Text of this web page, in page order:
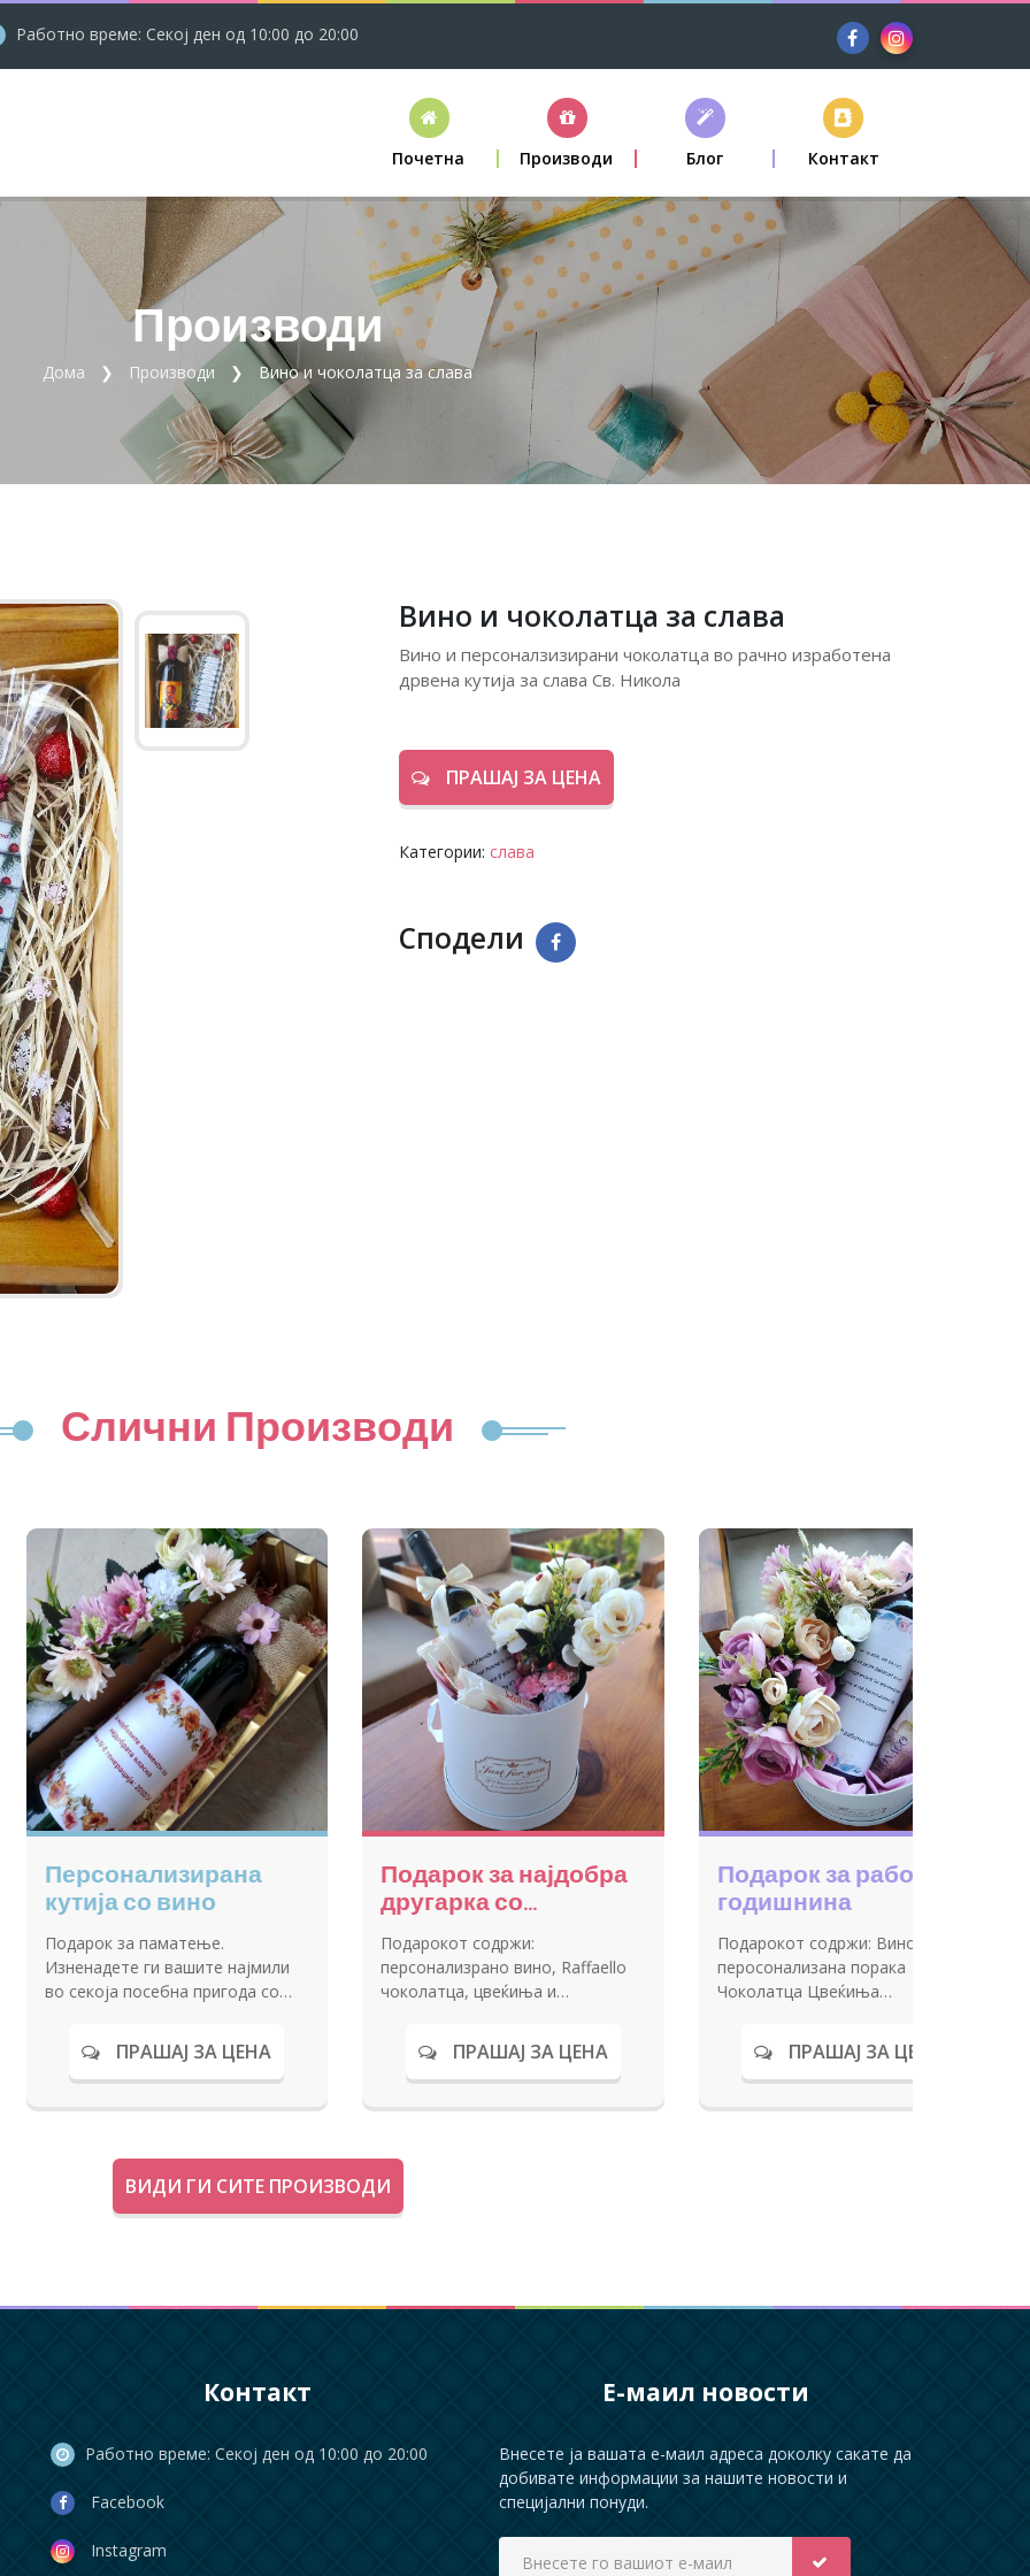
Работно време: Секој ден од 10:00 до 20:00
Почетна Производи Блог Контакт
Производи
Дома Производи Вино и чоколатца за слава
Вино и чоколатца за слава
Вино и персоналзизирани чоколатца во рачно изработена
дрвена кутија за слава Св. Никола
ПРАШАЈ ЗА ЦЕНА
Категории: слава
Сподели
Слични Производи
Подарок со вино и
чоколадо
Најбараниот подарок за секоја
пригода.
ПРАШАЈ ЗА ЦЕНА
Декорирани
салфетки за слава
Декорирани салфетки за било
каков настан.
ПРАШАЈ ЗА ЦЕНА
Вино во дрвена
кутија и
чоколатца
Декоративно вино за слава
порака од задната страна,
персонализирани чоколатца
ПРАШАЈ ЗА ЦЕНА
ВИДИ ГИ СИТЕ ПРОИЗВОДИ
Контакт
Работно време: Секој ден од 10:00 до 20:00
Facebook
Instagram
Е-маил новости
Внесете ја вашата е-маил адреса доколку сакате да
добивате информации за нашите новости и
специјални понуди.